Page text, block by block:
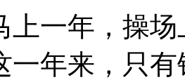
上一年，操
一年来，只